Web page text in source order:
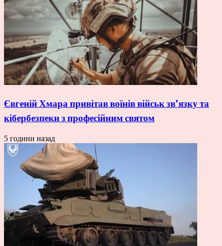
Євгеній Хмара привітав воїнів військ зв’язку та
кібербезпеки з професійним святом
5 години назад